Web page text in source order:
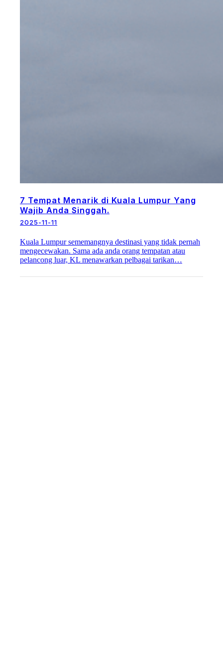
7 Tempat Menarik di Kuala Lumpur Yang
Wajib Anda Singgah.
2025-11-11
Kuala Lumpur sememangnya destinasi yang tidak pernah
mengecewakan. Sama ada anda orang tempatan atau
pelancong luar, KL menawarkan pelbagai tarikan…